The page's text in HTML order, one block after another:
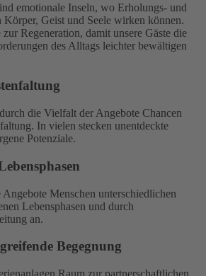
emotionale Inseln, wo Erholungs- und
Körper, Geist und Seele wirken können.
Regeneration, damit unsere Gäste die
des Alltags leichter bewältigen
die Vielfalt der Angebote Chancen
In vielen stecken unentdeckte
Potenziale.
Menschen unterschiedlichen
Lebensphasen und durch
an.
Begegnung
Raum zur partnerschaftlichen,